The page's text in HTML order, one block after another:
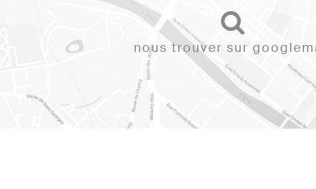
nous trouver sur